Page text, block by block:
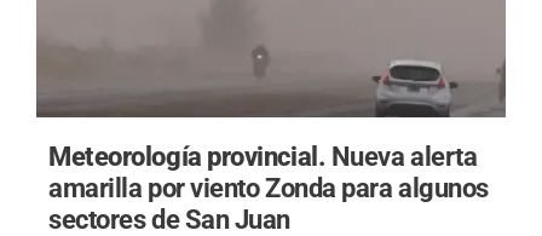
Meteorología provincial. Nueva alerta
amarilla por viento Zonda para algunos
sectores de San Juan